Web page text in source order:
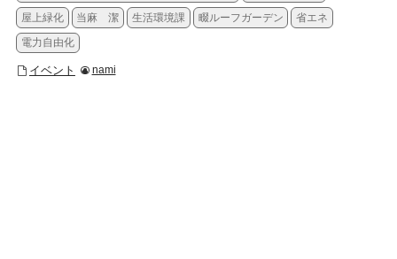
屋上緑化 当麻 潔 生活環境課 畷ルーフガーデン 省エネ
電力自由化
イベント nami